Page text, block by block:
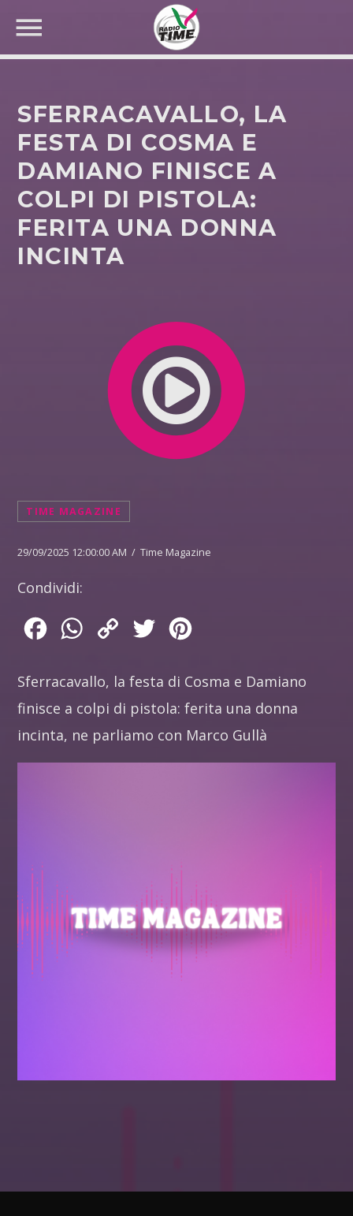
CERCA NEL SITO WEB:
SFERRACAVALLO, LA
FESTA DI COSMA E
DAMIANO FINISCE A
COLPI DI PISTOLA:
FERITA UNA DONNA
INCINTA
TIME MAGAZINE
29/09/2025 12:00:00 AM / Time Magazine
Condividi:
FacebookWhatsApp
Copy
Twitter
Sferracavallo, la festa di Cosma e Damiano
finisce a colpi di pistola: ferita una donna
incinta, ne parliamo con Marco Gullà